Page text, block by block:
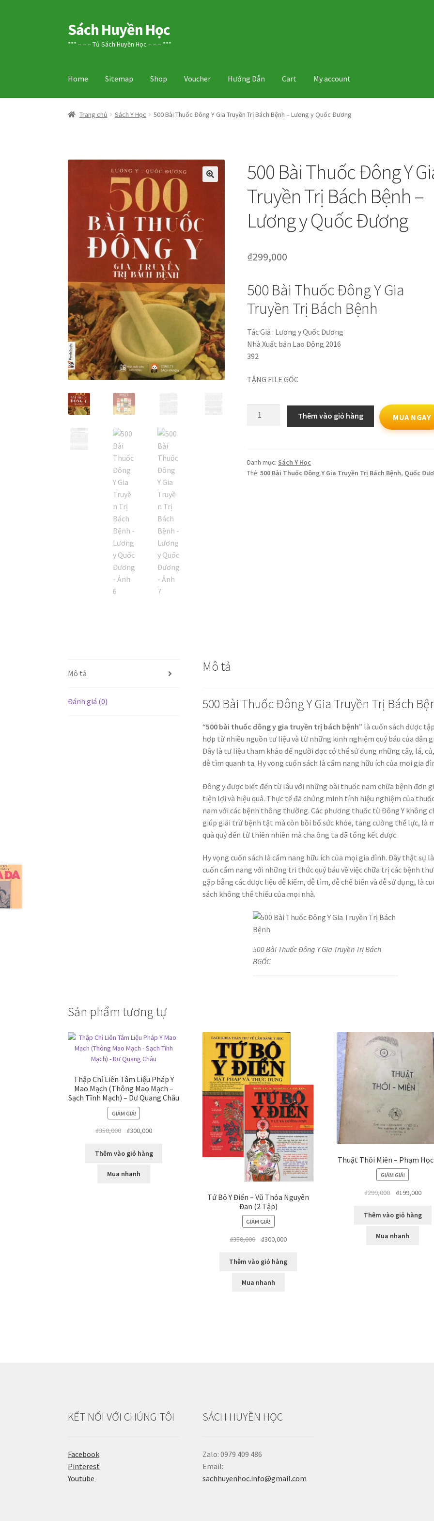
Đi
đến
Chuyển
đến
Sách Huyền Học
*** – – – Tủ Sách Huyền Học – – – ***
Home Sitemap Shop Voucher Hướng Dẫn Cart My account
Trang chủ Sách Y Học 500 Bài Thuốc Đông Y Gia Truyền Trị Bách Bệnh – Lương y Quốc Đương
500 Bài Thuốc Đông Y
Truyền Trị Bách Bệnh –
Lương y Quốc Đương
₫299,000
500 Bài Thuốc Đông Y Gia
Truyền Trị Bách Bệnh
Tác Giả : Lương y Quốc Đương
Nhà Xuất bản Lao Động 2016
392
TẶNG FILE GỐC
Y
Gia
Thêm vào giỏ hàng MUA NGAY
Danh mục: Sách Y Học
Thẻ:500 Bài Thuốc Đông Y Gia Truyền Trị Bách Bệnh, Quốc
Mô tả
Đánh giá (0)
Mô tả
500 Bài Thuốc Đông Y Gia Truyền Trị Bách
“500 bài thuốc đông y gia truyền trị bách bệnh” là cuốn sách được tập
hợp từ nhiều nguồn tư liệu và từ những kinh nghiệm quý báu của dân
Đây là tư liệu tham khảo để người đọc có thể sử dụng những cây, lá,
dễ tìm quanh ta. Hy vọng cuốn sách là cẩm nang hữu ích của mọi gia
Đông y được biết đến từ lâu với những bài thuốc nam chữa bệnh đơn
tiện lợi và hiệu quả. Thực tế đã chứng minh tính hiệu nghiệm của
nam với các bệnh thông thường. Các phương thuốc từ Đông Y không
giúp giải trừ bệnh tật mà còn bồi bổ sức khỏe, tang cường thể lực, là
quà quý đến từ thiên nhiên mà cha ông ta đã tổng kết được.
Hy vọng cuốn sách là cẩm nang hữu ích của mọi gia đình. Đây thật sự là
cuốn cẩm nang với những tri thức quý báu về việc chữa trị các bệnh
gặp bằng các dược liệu dễ kiếm, dễ tìm, dễ chế biến và dễ sử dụng, là
sách không thể thiếu của mọi nhà.
500 Bài Thuốc Đông Y Gia Truyền Trị Bách
BGỐC
Sản phẩm tương tự
Thập Chỉ Liên Tâm Liệu Pháp Y
Mao Mạch (Thông Mao Mạch –
Sạch Tĩnh Mạch) – Dư Quang Châu
GIẢM GIÁ!
₫350,000
Giá
là:
₫300,000Giá
tại
Thêm vào giỏ hàng
Mua nhanh
Tứ Bộ Y Điển – Vũ Thỏa Nguyên
Đan (2 Tập)
GIẢM GIÁ!
₫350,000
Giá
là:
₫300,000Giá
tại
Thêm vào giỏ hàng
Mua nhanh
Thuật Thôi Miên – Phạm
GIẢM GIÁ!
₫299,000
Giá
là:
₫199,000Giá
tại
Thêm vào giỏ hàng
Mua nhanh
KẾT NỐI VỚI CHÚNG TÔI
Facebook
Pinterest
Youtube
SÁCH HUYỀN HỌC
Zalo: 0979 409 486
Email:
sachhuyenhoc.info@gmail.com